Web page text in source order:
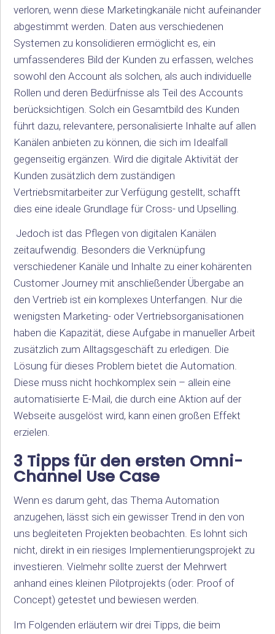
verloren, wenn diese Marketingkanäle nicht aufeinander
abgestimmt werden. Daten aus verschiedenen
Systemen zu konsolidieren ermöglicht es, ein
umfassenderes Bild der Kunden zu erfassen, welches
sowohl den Account als solchen, als auch individuelle
Rollen und deren Bedürfnisse als Teil des Accounts
berücksichtigen. Solch ein Gesamtbild des Kunden
führt dazu, relevantere, personalisierte Inhalte auf allen
Kanälen anbieten zu können, die sich im Idealfall
gegenseitig ergänzen. Wird die digitale Aktivität der
Kunden zusätzlich dem zuständigen
Vertriebsmitarbeiter zur Verfügung gestellt, schafft
dies eine ideale Grundlage für Cross- und Upselling.
Jedoch ist das Pflegen von digitalen Kanälen
zeitaufwendig. Besonders die Verknüpfung
verschiedener Kanäle und Inhalte zu einer kohärenten
Customer Journey mit anschließender Übergabe an
den Vertrieb ist ein komplexes Unterfangen. Nur die
wenigsten Marketing- oder Vertriebsorganisationen
haben die Kapazität, diese Aufgabe in manueller Arbeit
zusätzlich zum Alltagsgeschäft zu erledigen. Die
Lösung für dieses Problem bietet die Automation.
Diese muss nicht hochkomplex sein – allein eine
automatisierte E-Mail, die durch eine Aktion auf der
Webseite ausgelöst wird, kann einen großen Effekt
erzielen.
3 Tipps für den ersten Omni-
Channel Use Case
Wenn es darum geht, das Thema Automation
anzugehen, lässt sich ein gewisser Trend in den von
uns begleiteten Projekten beobachten. Es lohnt sich
nicht, direkt in ein riesiges Implementierungsprojekt zu
investieren. Vielmehr sollte zuerst der Mehrwert
anhand eines kleinen Pilotprojekts (oder: Proof of
Concept) getestet und bewiesen werden.
Im Folgenden erläutern wir drei Tipps, die beim